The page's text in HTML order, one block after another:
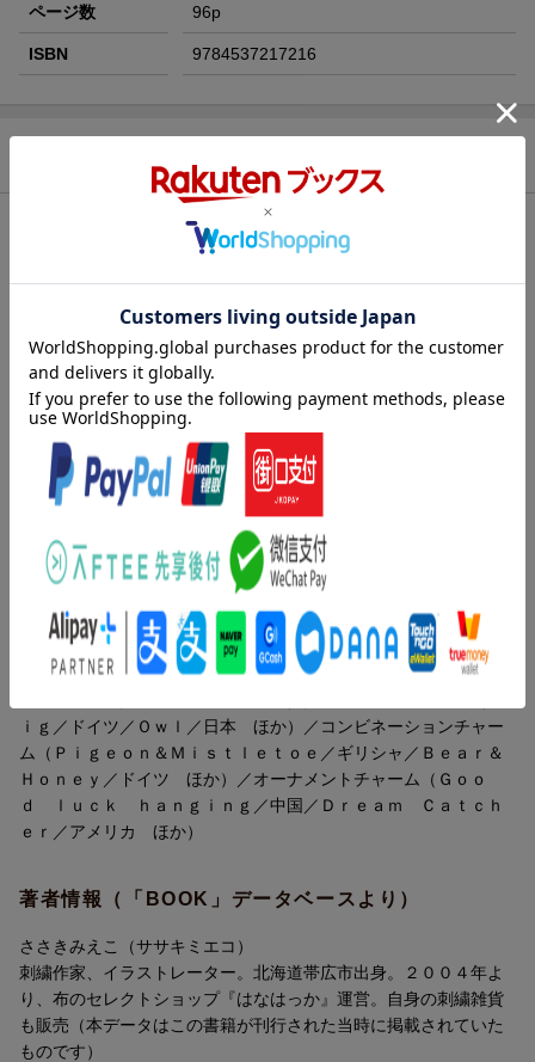
ページ数 96p
ISBN 9784537217216
内容紹介（JPROより）
ら、神話の世界のモチーフで御利益があると言われる動物まで、
たくさんの世界のお守りを作ることができます。またフェルトの
縫い目や表面には独特の美しい刺繍を施し、単なるフェルトの人
形ではない趣を醸し出しています。掲載予定の主な世界のお守り
は、ココペリ人形、アンク、ドリームキャッチャー、ナザールボ
ンジュウ、ベニテングダケ、ノーム、ダーラヘスト、エケコ人
形、シャムロックなど。
定番のお守りチャーム
メッセージチャーム
オーナメントチャーム
道具と材料
刺繍とパーツ付け
紐付け
綿入れ
ブランケット・ステッチ
刺繍の紹介
目次（「BOOK」データベースより）
定番のお守りチャーム（Ｄａｌａｈ¨ａｓｔ／スウェーデン／Ｓｈ
ｉｇ／ドイツ／Ｏｗｌ／日本 ほか）／コンビネーションチャー
ム（Ｐｉｇｅｏｎ＆Ｍｉｓｔｌｅｔｏｅ／ギリシャ／Ｂｅａｒ＆
Ｈｏｎｅｙ／ドイツ ほか）／オーナメントチャーム（Ｇｏｏ
ｄ ｌｕｃｋ ｈａｎｇｉｎｇ／中国／Ｄｒｅａｍ Ｃａｔｃｈ
ｅｒ／アメリカ ほか）
著者情報（「BOOK」データベースより）
ささきみえこ（ササキミエコ）
刺繍作家、イラストレーター。北海道帯広市出身。２００４年よ
り、布のセレクトショップ『はなはっか』運営。自身の刺繍雑貨
も販売（本データはこの書籍が刊行された当時に掲載されていた
ものです）